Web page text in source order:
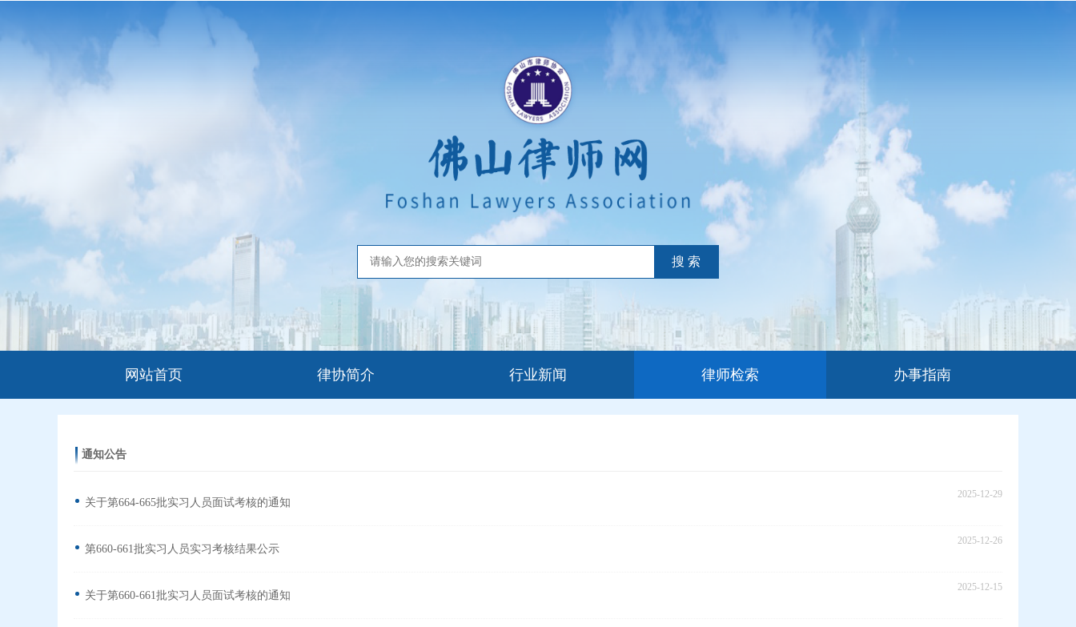
网站首页 律协简介 行业新闻 律师检索 办事指南
通知公告
关于第664-665批实习人员面试考核的通知
2025-12-29
第660-661批实习人员实习考核结果公示
2025-12-26
关于第660-661批实习人员面试考核的通知
2025-12-15